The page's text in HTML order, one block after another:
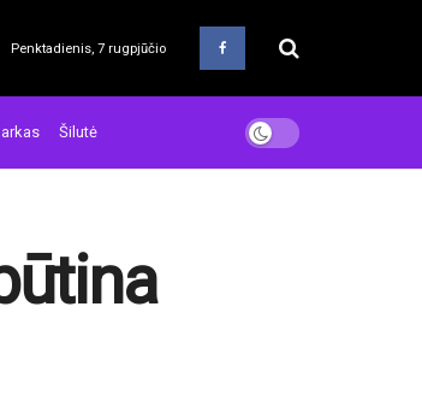
Penktadienis, 7 rugpjūčio
Šilutė